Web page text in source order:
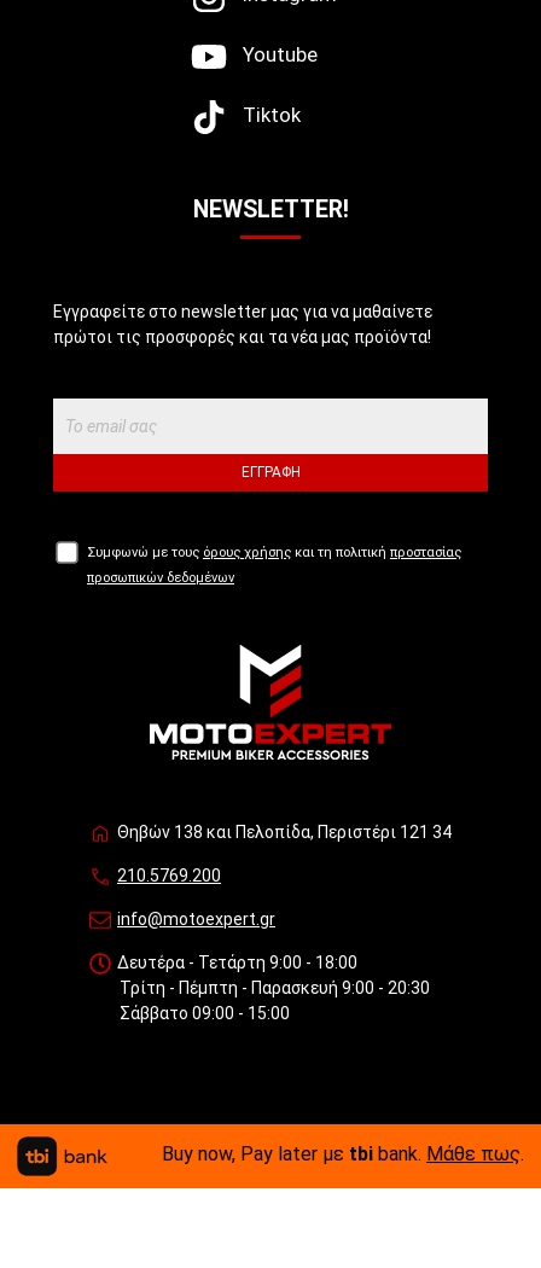
Youtube
Tiktok
NEWSLETTER!
Εγγραφείτε στο newsletter μας για να μαθαίνετε
πρώτοι τις προσφορές και τα νέα μας προϊόντα!
ΕΓΓΡΑΦΉ
Συμφωνώ με τους όρους χρήσης και τη πολιτική προστασίας
προσωπικών δεδομένων
Θηβών 138 και Πελοπίδα, Περιστέρι 121 34
210.5769.200
info@motoexpert.gr
Δευτέρα - Τετάρτη 9:00 - 18:00
Τρίτη - Πέμπτη - Παρασκευή 9:00 - 20:30
Σάββατο 09:00 - 15:00
Buy now, Pay later με tbi bank. Μάθε πως.